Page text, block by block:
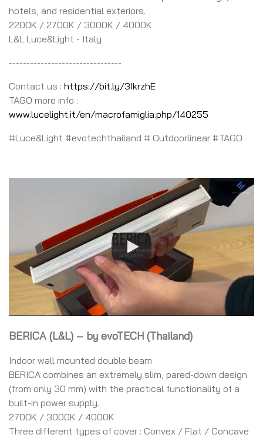
hotels, and residential exteriors.
2200K / 2700K / 3000K / 4000K
L&L Luce&Light - Italy
--------------------------------
Contact us : https://bit.ly/3IkrzhE
TAGO more info :
www.lucelight.it/en/macrofamiglia.php/140255
#Luce&Light #evotechthailand # Outdoorlinear #TAGO
BERICA (L&L) – by evoTECH (Thailand)
Indoor wall mounted double beam
BERICA combines an extremely slim, pared-down design
(from only 30 mm) with the practical functionality of a
built-in power supply.
2700K / 3000K / 4000K
Three different types of cover : Convex / Flat / Concave